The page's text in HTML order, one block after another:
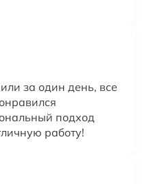
за один день, все
подход
работу!